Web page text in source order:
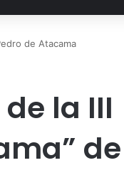
de Atacama
la III
de